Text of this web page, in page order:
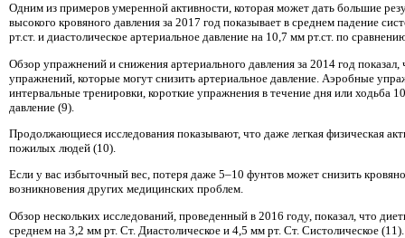
Одним из примеров умеренной активности, которая может дать большие
высокого кровяного давления за 2017 год показывает в среднем падение
рт.ст. и диастолическое артериальное давление на 10,7 мм рт.ст. по
Обзор упражнений и снижения артериального давления за 2014 год
упражнений, которые могут снизить артериальное давление. Аэробные
интервальные тренировки, короткие упражнения в течение дня или ходьба
давление (9).
Продолжающиеся исследования показывают, что даже легкая физическая
пожилых людей (10).
Если у вас избыточный вес, потеря даже 5–10 фунтов может снизить
возникновения других медицинских проблем.
Обзор нескольких исследований, проведенный в 2016 году, показал, что
среднем на 3,2 мм рт. Ст. Диастолическое и 4,5 мм рт. Ст. Систолическое (11).